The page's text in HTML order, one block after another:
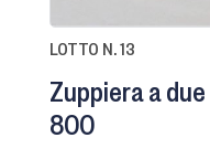
LOTTO N. 13
Zuppiera a
800